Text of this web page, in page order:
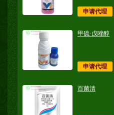
申请代理
甲硫·戊唑醇
申请代理
百菌清